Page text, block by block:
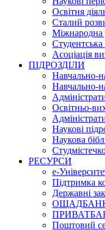
Освітня
Сталий
Міжнародна
Студентська
Асоціація
ПІДРОЗДІЛИ
Навчально-
Навчально-
Освітньо-
Наукові
Наукова
РЕСУРСИ
е-
Підтримка
Державні
ОЩАДБАНК
Поштовий